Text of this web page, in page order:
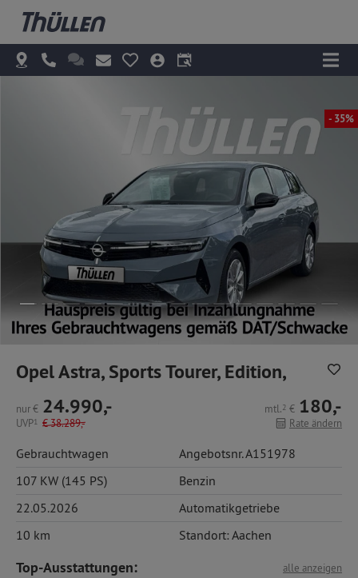
- 35%
Opel Astra, Sports Tourer, Edition,
nur€ 24.990,-
UVP1 €38.289,-
mtl.2 € 180,-
Rate ändern
Gebrauchtwagen
Angebotsnr. A151978
107 KW (145 PS)
Benzin
22.05.2026
Automatikgetriebe
10 km
Standort: Aachen
alle anzeigen
Top-Ausstattungen: